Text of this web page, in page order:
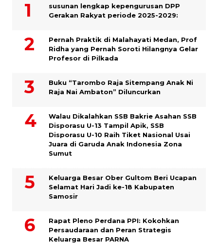
susunan lengkap kepengurusan DPP
Gerakan Rakyat periode 2025-2029:
Pernah Praktik di Malahayati Medan, Prof
Ridha yang Pernah Soroti Hilangnya Gelar
Profesor di Pilkada
Buku “Tarombo Raja Sitempang Anak Ni
Raja Nai Ambaton” Diluncurkan
Walau Dikalahkan SSB Bakrie Asahan SSB
Disporasu U-13 Tampil Apik, SSB
Disporasu U-10 Raih Tiket Nasional Usai
Juara di Garuda Anak Indonesia Zona
Sumut
Keluarga Besar Ober Gultom Beri Ucapan
Selamat Hari Jadi ke-18 Kabupaten
Samosir
Rapat Pleno Perdana PPI: Kokohkan
Persaudaraan dan Peran Strategis
Keluarga Besar PARNA